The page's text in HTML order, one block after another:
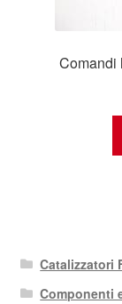
Comandi
Catalizzatori
Componenti